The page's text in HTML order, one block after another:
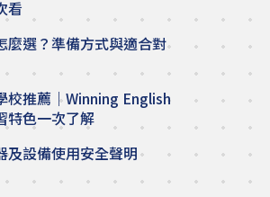
看
麼選？準備方式與適合對
校推薦｜Winning English
特色一次了解
及設備使用安全聲明